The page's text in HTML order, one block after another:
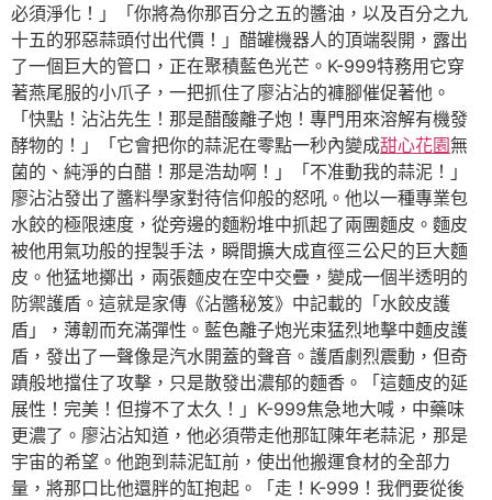
必須淨化！」「你將為你那百分之五的醬油，以及百分之九
十五的邪惡蒜頭付出代價！」醋罐機器人的頂端裂開，露出
了一個巨大的管口，正在聚積藍色光芒。K-999特務用它穿
著燕尾服的小爪子，一把抓住了廖沾沾的褲腳催促著他。
「快點！沾沾先生！那是醋酸離子炮！專門用來溶解有機發
酵物的！」「它會把你的蒜泥在零點一秒內變成甜心花園無
菌的、純淨的白醋！那是浩劫啊！」「不准動我的蒜泥！」
廖沾沾發出了醬料學家對待信仰般的怒吼。他以一種專業包
水餃的極限速度，從旁邊的麵粉堆中抓起了兩團麵皮。麵皮
被他用氣功般的捏製手法，瞬間擴大成直徑三公尺的巨大麵
皮。他猛地擲出，兩張麵皮在空中交疊，變成一個半透明的
防禦護盾。這就是家傳《沾醬秘笈》中記載的「水餃皮護
盾」，薄韌而充滿彈性。藍色離子炮光束猛烈地擊中麵皮護
盾，發出了一聲像是汽水開蓋的聲音。護盾劇烈震動，但奇
蹟般地擋住了攻擊，只是散發出濃郁的麵香。「這麵皮的延
展性！完美！但撐不了太久！」K-999焦急地大喊，中藥味
更濃了。廖沾沾知道，他必須帶走他那缸陳年老蒜泥，那是
宇宙的希望。他跑到蒜泥缸前，使出他搬運食材的全部力
量，將那口比他還胖的缸抱起。「走！K-999！我們要從後